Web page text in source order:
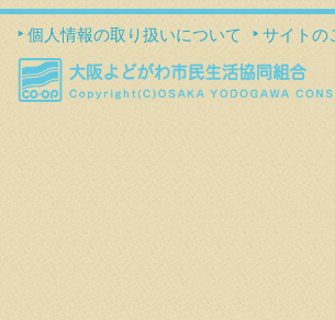
個人情報の取り扱いについて サイトの